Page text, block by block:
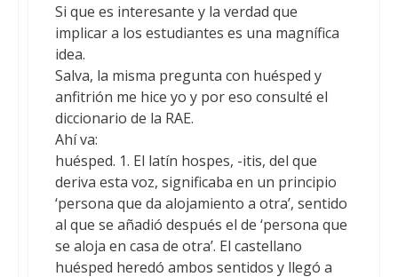
Si que es interesante y la verdad que
implicar a los estudiantes es una magnífica
idea.
Salva, la misma pregunta con huésped y
anfitrión me hice yo y por eso consulté el
diccionario de la RAE.
Ahí va:
huésped. 1. El latín hospes, -itis, del que
deriva esta voz, significaba en un principio
‘persona que da alojamiento a otra’, sentido
al que se añadió después el de ‘persona que
se aloja en casa de otra’. El castellano
huésped heredó ambos sentidos y llegó a